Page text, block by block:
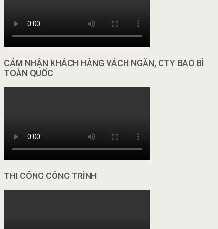
CẢM NHẬN KHÁCH HÀNG VÁCH NGĂN, CTY BAO BÌ
TOÀN QUỐC
THI CÔNG CÔNG TRÌNH